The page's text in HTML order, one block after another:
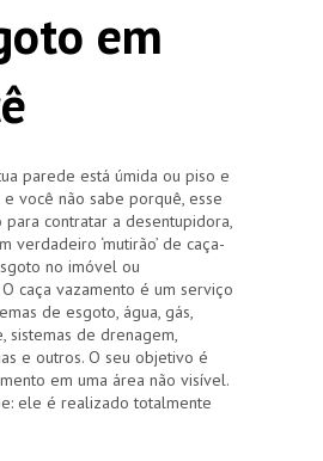
em
parede está úmida ou piso e
você não sabe porquê, esse
contratar a desentupidora,
verdadeiro ‘mutirão’ de caça-
no imóvel ou
caça vazamento é um serviço
de esgoto, água, gás,
sistemas de drenagem,
e outros. O seu objetivo é
em uma área não visível.
ele é realizado totalmente